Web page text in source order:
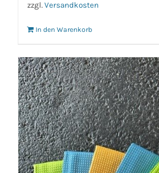
zzgl. Versandkosten
In den Warenkorb